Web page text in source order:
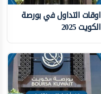
اوقات التداول في بورصة
الكويت 2025